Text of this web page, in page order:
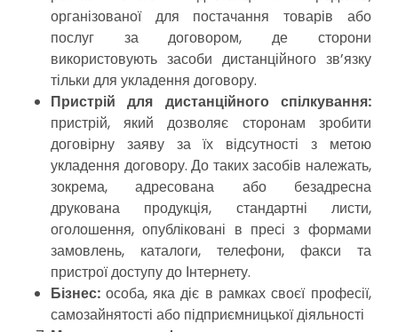
організованої для постачання товарів або
послуг за договором, де сторони
використовують засоби дистанційного зв’язку
тільки для укладення договору.
Пристрій для дистанційного спілкування:
пристрій, який дозволяє сторонам зробити
договірну заяву за їх відсутності з метою
укладення договору. До таких засобів належать,
зокрема, адресована або безадресна
друкована продукція, стандартні листи,
оголошення, опубліковані в пресі з формами
замовлень, каталоги, телефони, факси та
пристрої доступу до Інтернету.
Бізнес: особа, яка діє в рамках своєї професії,
самозайнятості або підприємницької діяльності